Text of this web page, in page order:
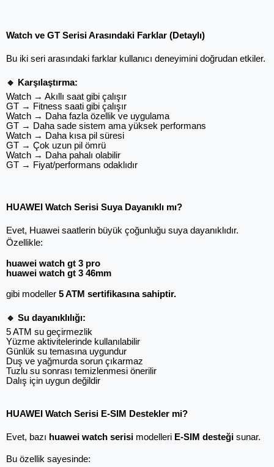
Watch ve GT Serisi Arasındaki Farklar (Detaylı)
Bu iki seri arasındaki farklar kullanıcı deneyimini doğrudan etkiler.
🔹 Karşılaştırma:
Watch → Akıllı saat gibi çalışır
GT → Fitness saati gibi çalışır
Watch → Daha fazla özellik ve uygulama
GT → Daha sade sistem ama yüksek performans
Watch → Daha kısa pil süresi
GT → Çok uzun pil ömrü
Watch → Daha pahalı olabilir
GT → Fiyat/performans odaklıdır
HUAWEI Watch Serisi Suya Dayanıklı mı?
Evet, Huawei saatlerin büyük çoğunluğu suya dayanıklıdır.
Özellikle:
huawei watch gt 3 pro
huawei watch gt 3 46mm
gibi modeller 5 ATM sertifikasına sahiptir.
🔹 Su dayanıklılığı:
5 ATM su geçirmezlik
Yüzme aktivitelerinde kullanılabilir
Günlük su temasına uygundur
Duş ve yağmurda sorun çıkarmaz
Tuzlu su sonrası temizlenmesi önerilir
Dalış için uygun değildir
HUAWEI Watch Serisi E-SIM Destekler mi?
Evet, bazı huawei watch serisi modelleri E-SIM desteği sunar.
Bu özellik sayesinde: